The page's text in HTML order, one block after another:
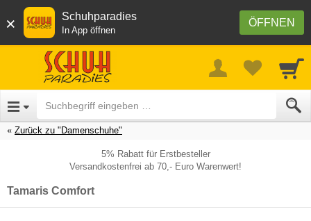
× ÖFFNEN
Schuhparadies
In App öffnen
Zurück zu "Damenschuhe"
5% Rabatt für Erstbesteller
Versandkostenfrei ab 70,- Euro Warenwert!
Tamaris Comfort